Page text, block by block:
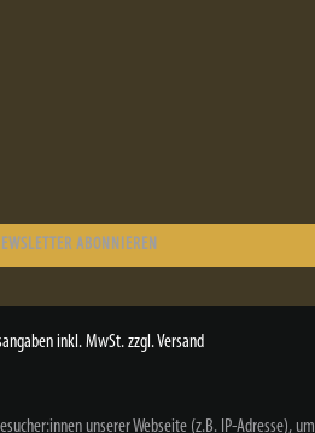
ABONNIEREN
inkl. MwSt. zzgl. Versand
unserer Webseite (z.B. IP-Adresse), um